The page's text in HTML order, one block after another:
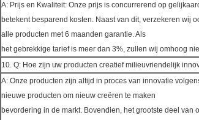
A: Prijs en Kwaliteit: Onze prijs is concurrerend op
betekent besparend kosten. Naast van dit, verzekeren wij
alle producten met 6 maanden garantie. Als
het gebrekkige tarief is meer dan 3%, zullen wij omhoog
10. Q: Hoe zijn uw producten creatief milieuvriendelijk
A: Onze producten zijn altijd in proces van innovatie
nieuwe producten om nieuw creëren te maken
bevordering in de markt. Bovendien, het grootste deel van